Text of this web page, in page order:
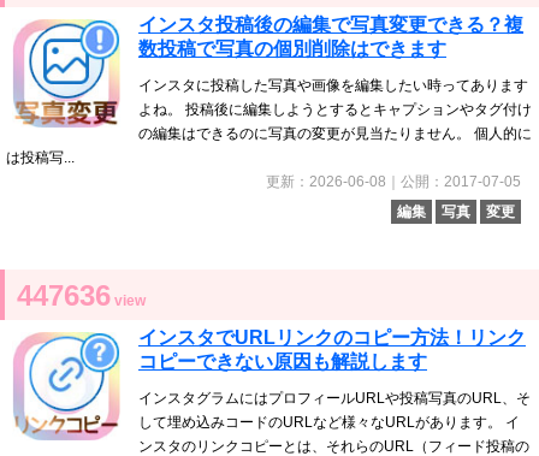
インスタ投稿後の編集で写真変更できる？複
数投稿で写真の個別削除はできます
インスタに投稿した写真や画像を編集したい時ってあります
よね。 投稿後に編集しようとするとキャプションやタグ付け
の編集はできるのに写真の変更が見当たりません。 個人的に
は投稿写...
更新：2026-06-08｜公開：2017-07-05
編集
写真 変更
447636 view
インスタでURLリンクのコピー方法！リンク
コピーできない原因も解説します
インスタグラムにはプロフィールURLや投稿写真のURL、そ
して埋め込みコードのURLなど様々なURLがあります。 イ
ンスタのリンクコピーとは、それらのURL（フィード投稿の